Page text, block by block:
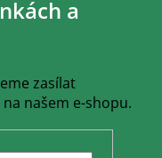
a
zasílat
našem e-shopu.